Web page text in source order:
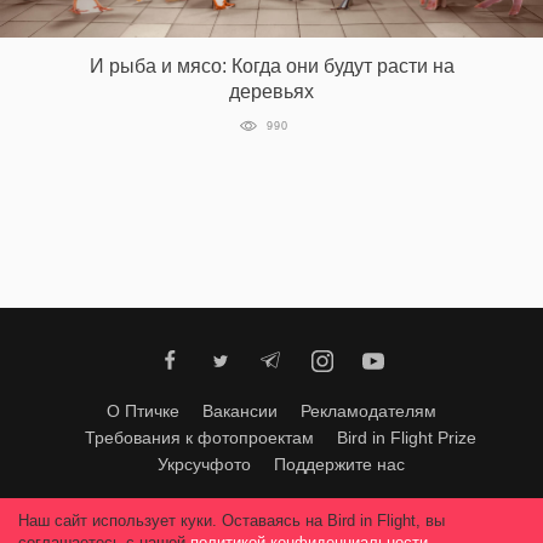
И рыба и мясо: Когда они будут расти на
деревьях
990
О Птичке Вакансии
Рекламодателям
Требования к фотопроектам
Bird in Flight Prize
Укрсучфото
Поддержите нас
Любое использование материалов допускается только с согласия
редакции.© 2026, Bird In Flight.
Наш сайт использует куки. Оставаясь на Bird in Flight, вы